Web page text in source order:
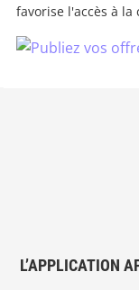
favorise l'accès à
L’APPLICATION